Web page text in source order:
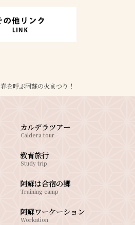
春を呼ぶ阿蘇の火まつり！
カルデラツアー
Caldera tour
教育旅行
Study trip
阿蘇は合宿の郷
Training camp
阿蘇ワーケーション
Workation